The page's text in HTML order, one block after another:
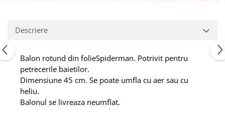
Descriere
Balon rotund din folieSpiderman. Potrivit pentru
petrecerile baietilor.
Dimensiune 45 cm. Se poate umfla cu aer sau cu
heliu.
Balonul se livreaza neumflat.